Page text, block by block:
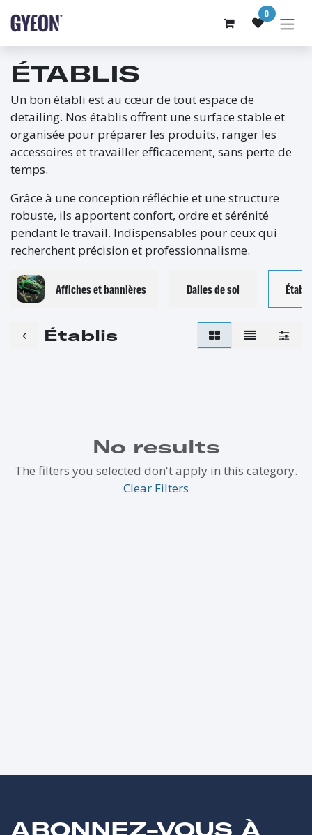
0
ÉTABLIS
Un bon établi est au cœur de tout espace de
detailing. Nos établis offrent une surface stable et
organisée pour préparer les produits, ranger les
accessoires et travailler efficacement, sans perte de
temps.
Grâce à une conception réfléchie et une structure
robuste, ils apportent confort, ordre et sérénité
pendant le travail. Indispensables pour ceux qui
recherchent précision et professionnalisme.
Affiches et bannières Dalles de sol
Établis
No results
The filters you selected don't apply in this category.
Clear Filters
ABONNEZ-VOUS À